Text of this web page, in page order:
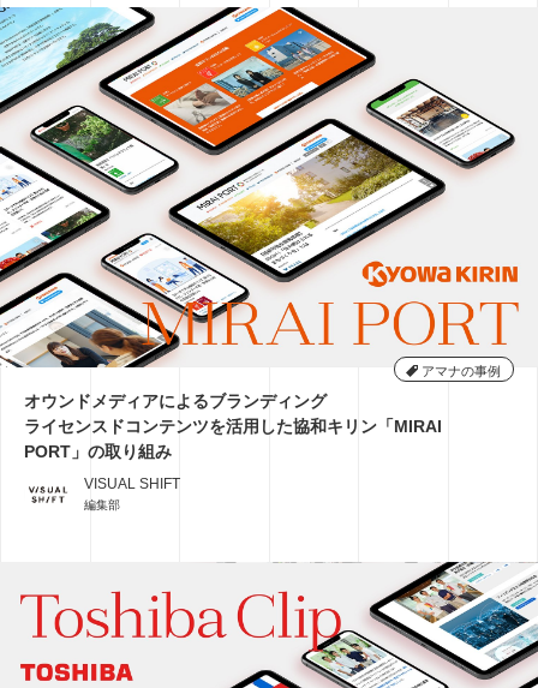
アマナの事例
オウンドメディアによるブランディング
ライセンスドコンテンツを活用した協和キリン「MIRAI
PORT」の取り組み
VISUAL SHIFT
編集部